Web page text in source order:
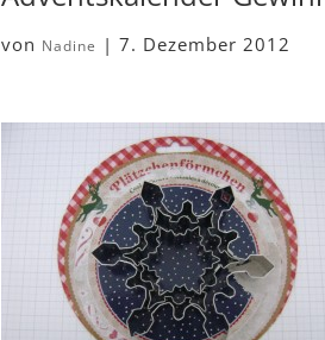
von Nadine |7. Dezember 2012